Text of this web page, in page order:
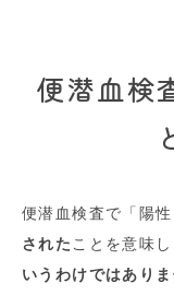
便潜血検
便潜血検査で「陽性
されたことを意味し
いうわけではあり